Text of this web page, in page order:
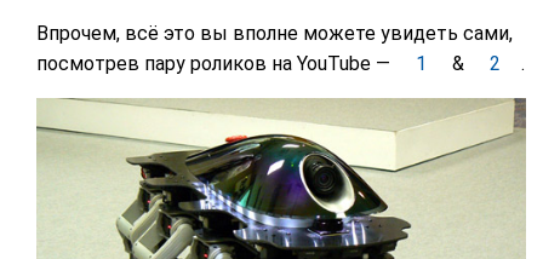
Впрочем, всё это вы вполне можете увидеть сами,
посмотрев пару роликов на YouTube —
1 & 2 .